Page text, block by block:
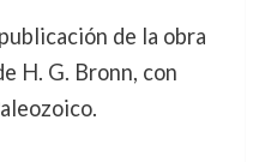
de la obra
H. G. Bronn, con